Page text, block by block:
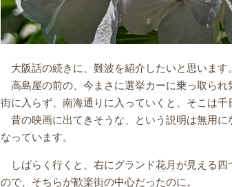
大阪話の続きに、難波を紹介したいと思います。
高島屋の前の、今まさに選挙カーに乗っ取ら
街に入らず、南海通りに入っていくと、そこは千
昔の映画に出てきそうな、という説明は無用
なっています。
しばらく行くと、右にグランド花月が見える四
ので、そちらが歓楽街の中心だったのに。